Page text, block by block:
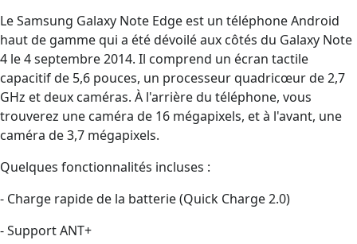
Le Samsung Galaxy Note Edge est un téléphone Android
haut de gamme qui a été dévoilé aux côtés du Galaxy Note
4 le 4 septembre 2014. Il comprend un écran tactile
capacitif de 5,6 pouces, un processeur quadricœur de 2,7
GHz et deux caméras. À l'arrière du téléphone, vous
trouverez une caméra de 16 mégapixels, et à l'avant, une
caméra de 3,7 mégapixels.
Quelques fonctionnalités incluses :
- Charge rapide de la batterie (Quick Charge 2.0)
- Support ANT+